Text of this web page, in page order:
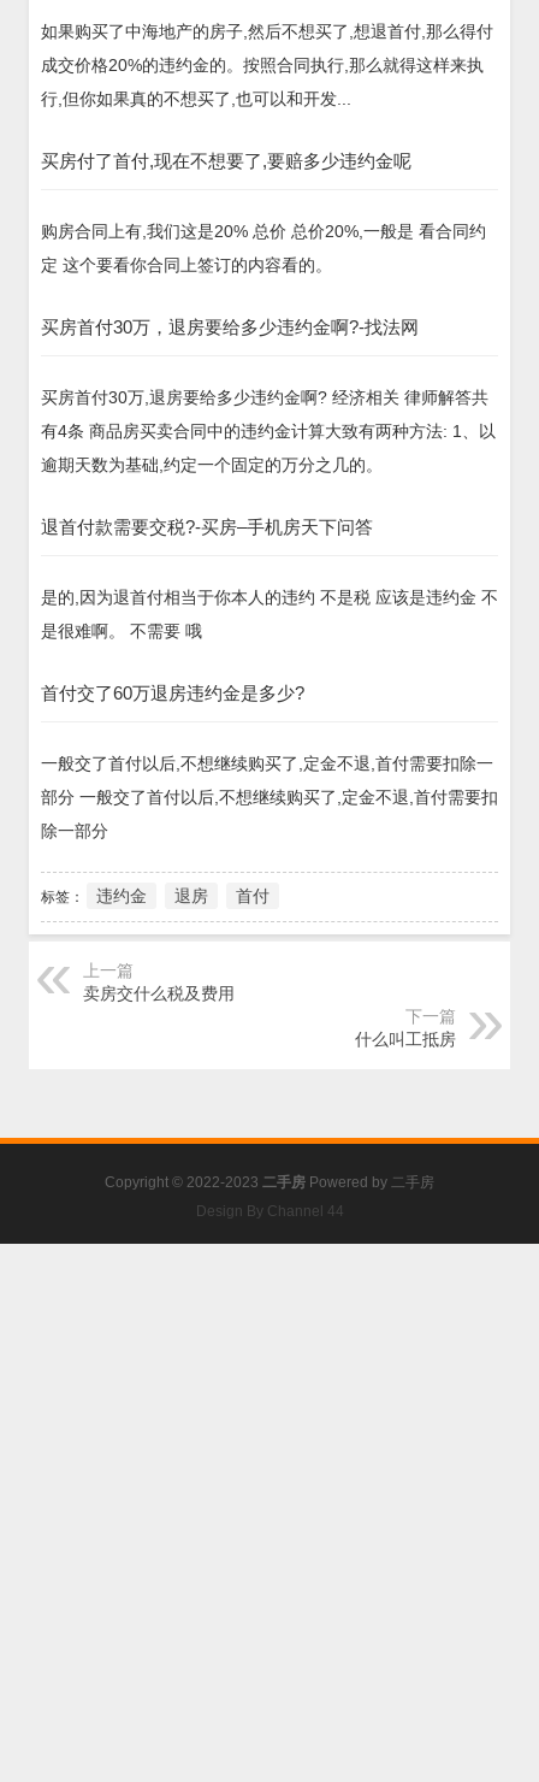
如果购买了中海地产的房子,然后不想买了,想退首付,那么得付
成交价格20%的违约金的。按照合同执行,那么就得这样来执
行,但你如果真的不想买了,也可以和开发...
买房付了首付,现在不想要了,要赔多少违约金呢
购房合同上有,我们这是20% 总价 总价20%,一般是 看合同约
定 这个要看你合同上签订的内容看的。
买房首付30万，退房要给多少违约金啊?-找法网
买房首付30万,退房要给多少违约金啊? 经济相关 律师解答共
有4条 商品房买卖合同中的违约金计算大致有两种方法: 1、以
逾期天数为基础,约定一个固定的万分之几的。
退首付款需要交税?-买房–手机房天下问答
是的,因为退首付相当于你本人的违约 不是税 应该是违约金 不
是很难啊。 不需要 哦
首付交了60万退房违约金是多少?
一般交了首付以后,不想继续购买了,定金不退,首付需要扣除一
部分 一般交了首付以后,不想继续购买了,定金不退,首付需要扣
除一部分
标签： 违约金 退房 首付
上一篇
卖房交什么税及费用
下一篇
什么叫工抵房
Copyright © 2022-2023 二手房 Powered by 二手房
Design By Channel 44